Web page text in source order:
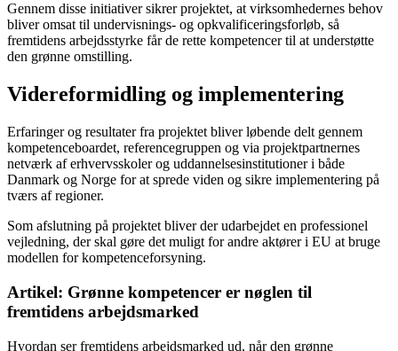
Gennem disse initiativer sikrer projektet, at virksomhedernes behov
bliver omsat til undervisnings- og opkvalificeringsforløb, så
fremtidens arbejdsstyrke får de rette kompetencer til at understøtte
den grønne omstilling.
Videreformidling og implementering
Erfaringer og resultater fra projektet bliver løbende delt gennem
kompetenceboardet, referencegruppen og via projektpartnernes
netværk af erhvervsskoler og uddannelsesinstitutioner i både
Danmark og Norge for at sprede viden og sikre implementering på
tværs af regioner.
Som afslutning på projektet bliver der udarbejdet en professionel
vejledning, der skal gøre det muligt for andre aktører i EU at bruge
modellen for kompetenceforsyning.
Artikel: Grønne kompetencer er nøglen til
fremtidens arbejdsmarked
Hvordan ser fremtidens arbejdsmarked ud, når den grønne